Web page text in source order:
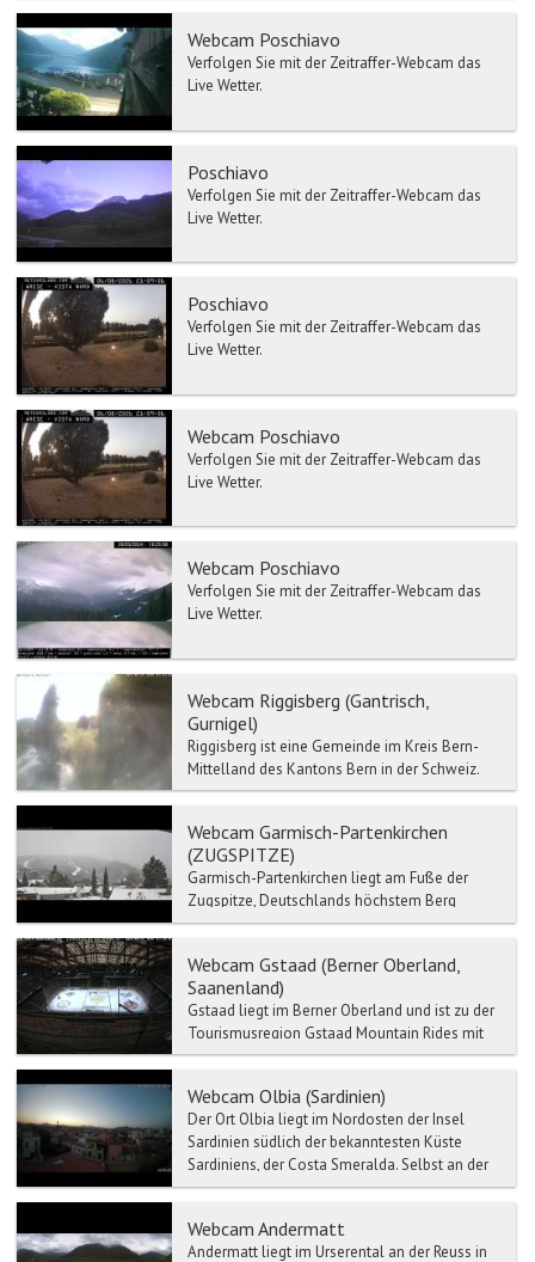
Webcam Poschiavo
Verfolgen Sie mit der Zeitraffer-Webcam das
Live Wetter.
Poschiavo
Verfolgen Sie mit der Zeitraffer-Webcam das
Live Wetter.
Poschiavo
Verfolgen Sie mit der Zeitraffer-Webcam das
Live Wetter.
Webcam Poschiavo
Verfolgen Sie mit der Zeitraffer-Webcam das
Live Wetter.
Webcam Poschiavo
Verfolgen Sie mit der Zeitraffer-Webcam das
Live Wetter.
Webcam Riggisberg (Gantrisch,
Gurnigel)
Riggisberg ist eine Gemeinde im Kreis Bern-
Mittelland des Kantons Bern in der Schweiz.
Riggisberg befindet sich auf 762 Meter ü. M., 15
Webcam Garmisch-Partenkirchen
(ZUGSPITZE)
Garmisch-Partenkirchen liegt am Fuße der
Zugspitze, Deutschlands höchstem Berg
(2.962 m) und ist einer der bedeutendsten
Webcam Gstaad (Berner Oberland,
Saanenland)
Gstaad liegt im Berner Oberland und ist zu der
Tourismusregion Gstaad Mountain Rides mit
Zweisimmen, Saanen, Schönried etc.
Webcam Olbia (Sardinien)
Der Ort Olbia liegt im Nordosten der Insel
Sardinien südlich der bekanntesten Küste
Sardiniens, der Costa Smeralda. Selbst an der
Haupteinkaufsstra...
Webcam Andermatt
Andermatt liegt im Urserental an der Reuss in